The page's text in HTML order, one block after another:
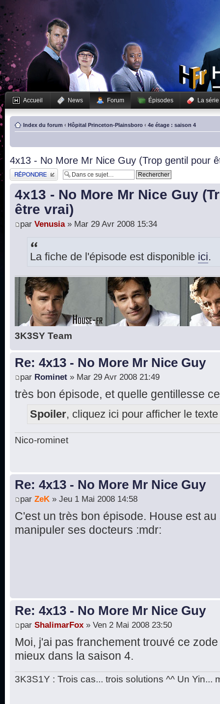
Accueil News Forum Épisodes La série
Index du forum ‹ Hôpital Princeton-Plainsboro ‹ 4e étage : saison 4
4x13 - No More Mr Nice Guy (Trop gentil pour
Publier une réponse
4x13 - No More Mr Nice Guy
être vrai)
par Venusia» Mar 29 Avr 2008 15:34
La fiche de l'épisode est disponible ici.
3K3SY Team
Re: 4x13 - No More Mr Nice Guy
par Rominet » Mar 29 Avr 2008 21:49
très bon épisode, et quelle gentillesse
Spoiler, cliquez ici pour afficher le texte
Nico-rominet
Re: 4x13 - No More Mr Nice Guy
par ZeK » Jeu 1 Mai 2008 14:58
C'est un très bon épisode. House est
manipuler ses docteurs :mdr:
Re: 4x13 - No More Mr Nice Guy
par ShalimarFox » Ven 2 Mai 2008 23:50
Moi, j'ai pas franchement trouvé ce
mieux dans la saison 4.
3K3S1Y : Trois cas... trois solutions ^^ Un Yin...